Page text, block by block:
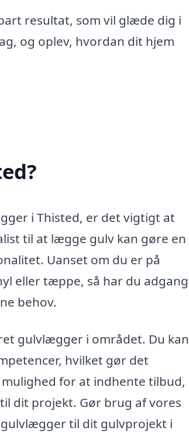
resultat, som vil glæde dig i
og oplev, hvordan dit hjem
i Thisted, er det vigtigt at
til at lægge gulv kan gøre en
Uanset om du er på
eller tæppe, så har du adgang
behov.
gulvlægger i området. Du kan
hvilket gør det
for at indhente tilbud,
dit projekt. Gør brug af vores
til dit gulvprojekt i